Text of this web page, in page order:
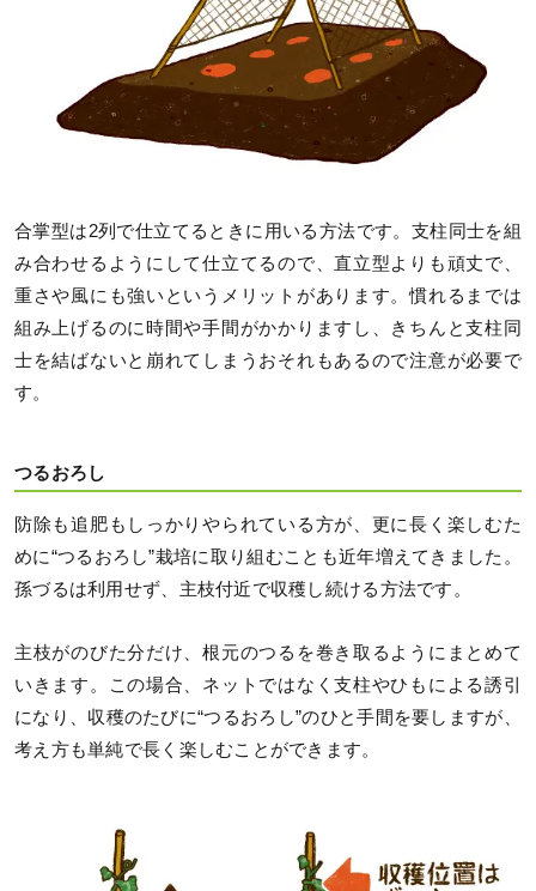
合掌型は2列で仕立てるときに用いる方法です。支柱同士を組
み合わせるようにして仕立てるので、直立型よりも頑丈で、
重さや風にも強いというメリットがあります。慣れるまでは
組み上げるのに時間や手間がかかりますし、きちんと支柱同
士を結ばないと崩れてしまうおそれもあるので注意が必要で
す。
つるおろし
防除も追肥もしっかりやられている方が、更に長く楽しむた
めに“つるおろし”栽培に取り組むことも近年増えてきました。
孫づるは利用せず、主枝付近で収穫し続ける方法です。
主枝がのびた分だけ、根元のつるを巻き取るようにまとめて
いきます。この場合、ネットではなく支柱やひもによる誘引
になり、収穫のたびに“つるおろし”のひと手間を要しますが、
考え方も単純で長く楽しむことができます。